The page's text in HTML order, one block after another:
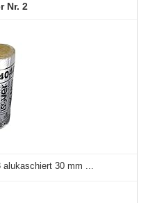
2
alukaschiert 30 mm ...